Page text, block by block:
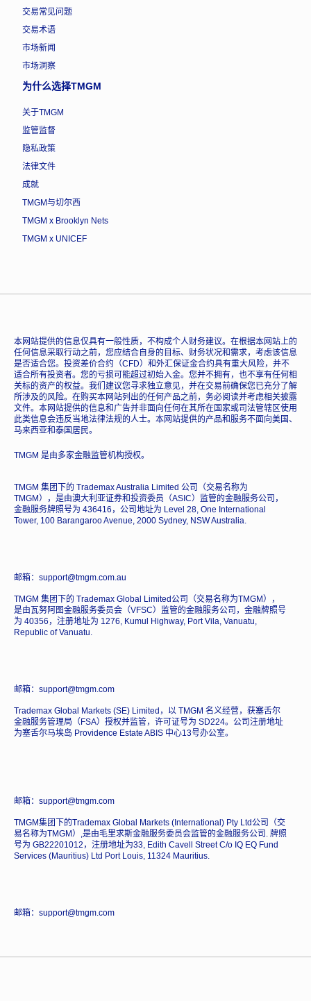
交易常见问题
交易术语
市场新闻
市场洞察
为什么选择TMGM
关于TMGM
监管监督
隐私政策
法律文件
成就
TMGM与切尔西
TMGM x Brooklyn Nets
TMGM x UNICEF
本网站提供的信息仅具有一般性质，不构成个人财务建议。在根据本网站上的
任何信息采取行动之前，您应结合自身的目标、财务状况和需求，考虑该信息
是否适合您。投资差价合约（CFD）和外汇保证金合约具有重大风险，并不
适合所有投资者。您的亏损可能超过初始入金。您并不拥有，也不享有任何相
关标的资产的权益。我们建议您寻求独立意见，并在交易前确保您已充分了解
所涉及的风险。在购买本网站列出的任何产品之前，务必阅读并考虑相关披露
文件。本网站提供的信息和广告并非面向任何在其所在国家或司法管辖区使用
此类信息会违反当地法律法规的人士。本网站提供的产品和服务不面向美国、
马来西亚和泰国居民。
TMGM 是由多家金融监管机构授权。
TMGM 集团下的 Trademax Australia Limited 公司（交易名称为
TMGM），是由澳大利亚证券和投资委员（ASIC）监管的金融服务公司，
金融服务牌照号为 436416，公司地址为 Level 28, One International
Tower, 100 Barangaroo Avenue, 2000 Sydney, NSW Australia.
邮箱：support@tmgm.com.au
TMGM 集团下的 Trademax Global Limited公司（交易名称为TMGM），
是由瓦努阿图金融服务委员会（VFSC）监管的金融服务公司，金融牌照号
为 40356，注册地址为 1276, Kumul Highway, Port Vila, Vanuatu,
Republic of Vanuatu.
邮箱：support@tmgm.com
Trademax Global Markets (SE) Limited，以 TMGM 名义经营，获塞舌尔
金融服务管理局（FSA）授权并监管，许可证号为 SD224。公司注册地址
为塞舌尔马埃岛 Providence Estate ABIS 中心13号办公室。
邮箱：support@tmgm.com
TMGM集团下的Trademax Global Markets (International) Pty Ltd公司（交
易名称为TMGM）,是由毛里求斯金融服务委员会监管的金融服务公司. 牌照
号为 GB22201012，注册地址为33, Edith Cavell Street C/o IQ EQ Fund
Services (Mauritius) Ltd Port Louis, 11324 Mauritius.
邮箱：support@tmgm.com